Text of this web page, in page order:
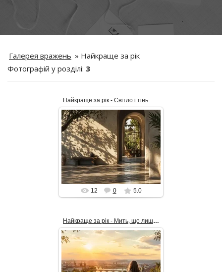
Галерея вражень » Найкраще за рік
Фотографій у розділі: 3
Найкраще за рік - Світло і тінь
19.06.2026
Світло і тінь зустрічаються
тут не як протилежності, а як
дві мови одного настрою. Тепле
сонце м’яко ковзає стінами, ...
alex_Is
12 0 5.0
Найкраще за рік - Мить, що лишилась
26.04.2026
На фото — тепла мить на межі
дня і спогаду: дівчина сидить на